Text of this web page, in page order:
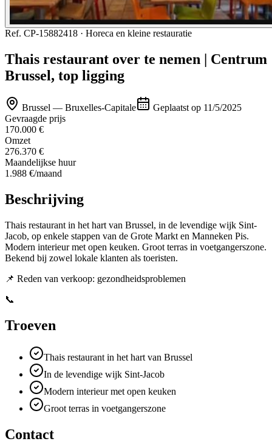
Ref. CP-15882418 · Horeca en kleine restauratie
Thais restaurant over te nemen | Centrum
Brussel, top ligging
Brussel — Bruxelles-Capitale Geplaatst op 11/5/2025
Gevraagde prijs
170.000 €
Omzet
276.370 €
Maandelijkse huur
1.988 €/maand
Beschrijving
Thais restaurant in het hart van Brussel, in de levendige wijk Sint-
Jacob, op enkele stappen van de Grote Markt en Manneken Pis.
Modern interieur met open keuken. Groot terras in voetgangerszone.
Bekend bij zowel lokale klanten als toeristen.
📌 Reden van verkoop: gezondheidsproblemen
📞
Troeven
Thais restaurant in het hart van Brussel
In de levendige wijk Sint-Jacob
Modern interieur met open keuken
Groot terras in voetgangerszone
Contact